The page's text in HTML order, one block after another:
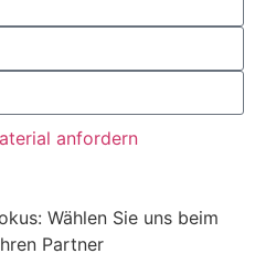
anfordern
Wählen Sie uns beim
Partner